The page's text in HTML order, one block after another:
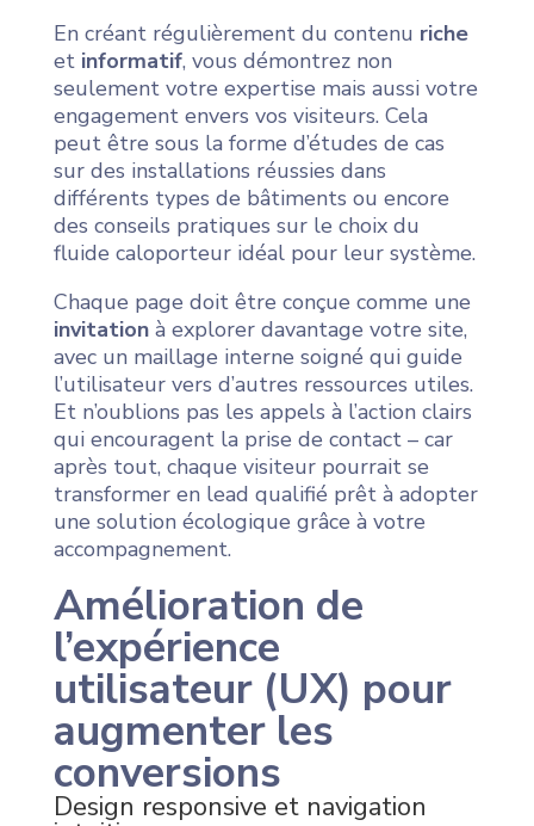
En créant régulièrement du contenu riche
et informatif, vous démontrez non
seulement votre expertise mais aussi votre
engagement envers vos visiteurs. Cela
peut être sous la forme d’études de cas
sur des installations réussies dans
différents types de bâtiments ou encore
des conseils pratiques sur le choix du
fluide caloporteur idéal pour leur système.
Chaque page doit être conçue comme une
invitationà explorer davantage votre site,
avec un maillage interne soigné qui guide
l’utilisateur vers d’autres ressources utiles.
Et n’oublions pas les appels à l’action clairs
qui encouragent la prise de contact – car
après tout, chaque visiteur pourrait se
transformer en lead qualifié prêt à adopter
une solution écologique grâce à votre
accompagnement.
Amélioration de
l’expérience
utilisateur (UX) pour
augmenter les
conversions
Design responsive et navigation